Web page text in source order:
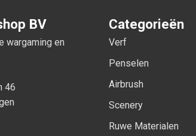
BV
wargaming en
46
Categorieën
Verf
Penselen
Airbrush
Scenery
Ruwe Materialen